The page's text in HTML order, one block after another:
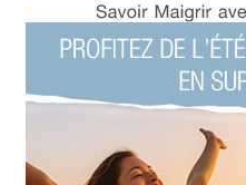
de gis-971